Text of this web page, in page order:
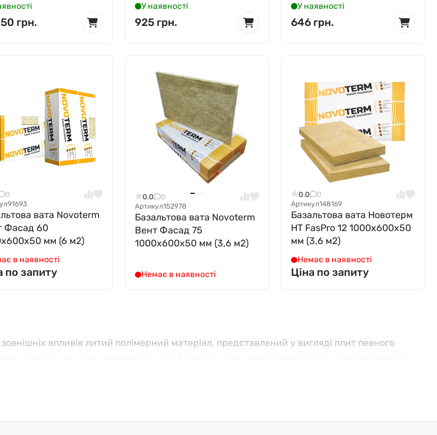
грн.
У наявності
925 грн.
У наявності
646 грн.
0
91693
вата Novoterm
Фасад 60
мм (6 м2)
в наявності
по запиту
0.0
0
Артикул152978
Базальтова вата Novoterm
Вент Фасад 75
1000x600x50 мм (3,6 м2)
Немає в наявності
0.0
0
Артикул148169
Базальтова вата Новотерм
НТ FasPro 12 1000x600x50
мм (3,6 м2)
Немає в наявності
Ціна по запиту
впливів литий полімерний матеріал, представлений у вигляді плит певного